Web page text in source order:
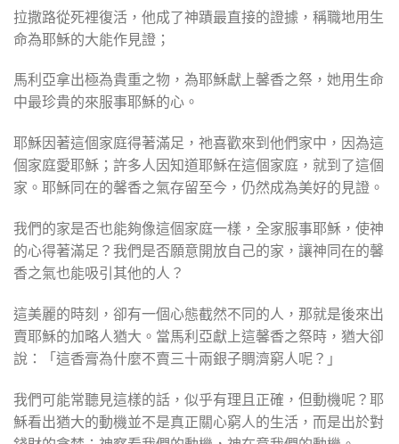
拉撒路從死裡復活，他成了神蹟最直接的證據，稱職地用生
命為耶穌的大能作見證；
馬利亞拿出極為貴重之物，為耶穌獻上馨香之祭，她用生命
中最珍貴的來服事耶穌的心。
耶穌因著這個家庭得著滿足，祂喜歡來到他們家中，因為這
個家庭愛耶穌；許多人因知道耶穌在這個家庭，就到了這個
家。耶穌同在的馨香之氣存留至今，仍然成為美好的見證。
我們的家是否也能夠像這個家庭一樣，全家服事耶穌，使神
的心得著滿足？我們是否願意開放自己的家，讓神同在的馨
香之氣也能吸引其他的人？
這美麗的時刻，卻有一個心態截然不同的人，那就是後來出
賣耶穌的加略人猶大。當馬利亞獻上這馨香之祭時，猶大卻
說：「這香膏為什麼不賣三十兩銀子賙濟窮人呢？」
我們可能常聽見這樣的話，似乎有理且正確，但動機呢？耶
穌看出猶大的動機並不是真正關心窮人的生活，而是出於對